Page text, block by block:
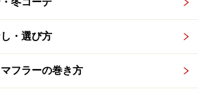
一番簡単なオーダー形式は「パター
れるもので、既にある型紙の中から
いうものですが、細かい仕様の変更
・選び方
フラーの巻き方